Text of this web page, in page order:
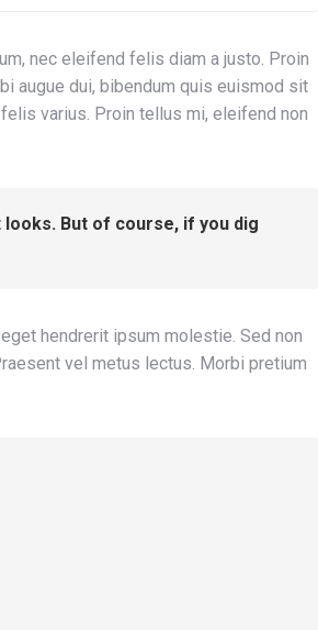
nec eleifend felis diam a justo. Proin
augue dui, bibendum quis euismod sit
varius. Proin tellus mi, eleifend non
looks. But of course, if you dig
hendrerit ipsum molestie. Sed non
vel metus lectus. Morbi pretium